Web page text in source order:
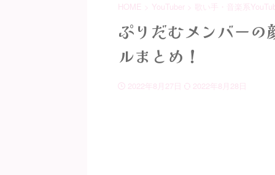
HOME > YouTuber > 歌い手・音楽系
ぷりだむメンバー
ルまとめ！
2022年8月27日 2022年8月28日